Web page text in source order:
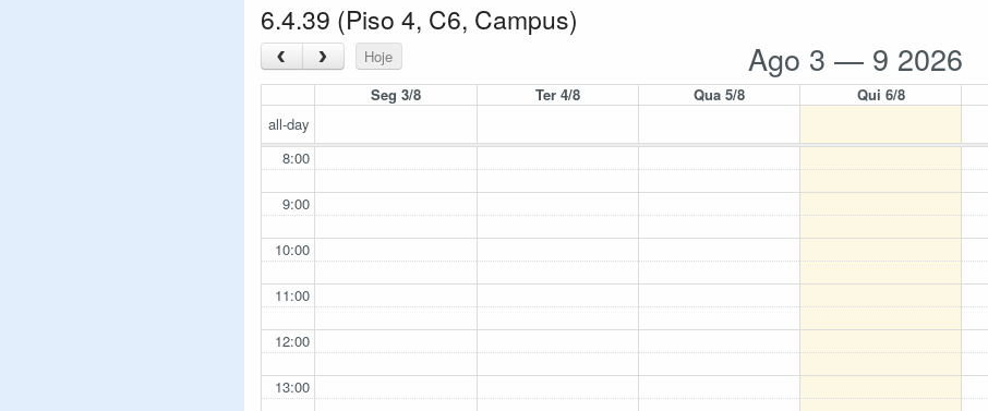
6.4.39 (Piso 4, C6, Campus)
‹ › Hoje Ago 3 — 9 2026
Seg 3/8
Ter 4/8 Qua 5/8 Qui 6/8
all-day
8:00
9:00
10:00
11:00
12:00
13:00